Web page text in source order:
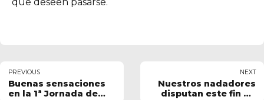
que deseen pasarse.
PREVIOUS
Buenas sensaciones
en la 1ª Jornada de
NEXT
Nuestros nadadores
disputan este fin de